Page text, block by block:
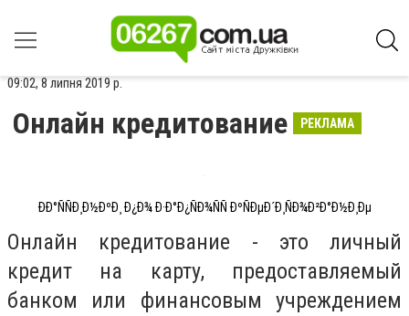
09:02, 8 липня 2019 р.
Онлайн кредитование РЕКЛАМА
ÐÐ°ÑÑÐ¸Ð½ÐºÐ¸ Ð¿Ð¾ Ð·Ð°Ð¿ÑÐ¾ÑÑ ÐºÑÐµÐ´Ð¸ÑÐ¾Ð²Ð°Ð½Ð¸Ðµ
Онлайн кредитование - это личный
кредит на карту, предоставляемый
банком или финансовым учреждением